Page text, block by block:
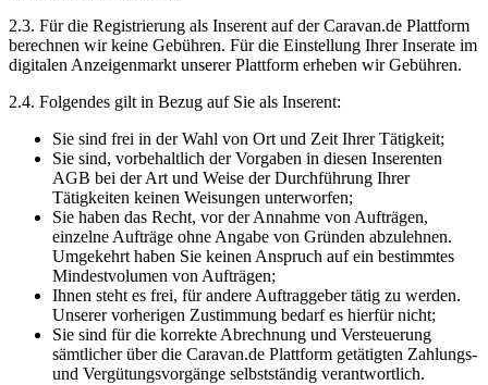
2.3. Für die Registrierung als Inserent auf der Caravan.de Plattform
berechnen wir keine Gebühren. Für die Einstellung Ihrer Inserate im
digitalen Anzeigenmarkt unserer Plattform erheben wir Gebühren.
2.4. Folgendes gilt in Bezug auf Sie als Inserent:
Sie sind frei in der Wahl von Ort und Zeit Ihrer Tätigkeit;
Sie sind, vorbehaltlich der Vorgaben in diesen Inserenten
AGB bei der Art und Weise der Durchführung Ihrer
Tätigkeiten keinen Weisungen unterworfen;
Sie haben das Recht, vor der Annahme von Aufträgen,
einzelne Aufträge ohne Angabe von Gründen abzulehnen.
Umgekehrt haben Sie keinen Anspruch auf ein bestimmtes
Mindestvolumen von Aufträgen;
Ihnen steht es frei, für andere Auftraggeber tätig zu werden.
Unserer vorherigen Zustimmung bedarf es hierfür nicht;
Sie sind für die korrekte Abrechnung und Versteuerung
sämtlicher über die Caravan.de Plattform getätigten Zahlungs-
und Vergütungsvorgänge selbstständig verantwortlich.